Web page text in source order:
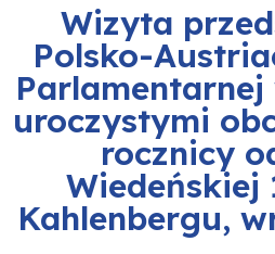
Wizyta
Polsko-
uroczystymi
rocznicy
Wiedeńskiej
Kahlenbergu,